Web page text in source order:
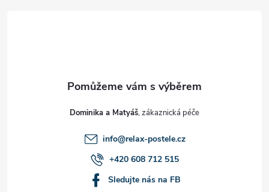
Dominika a Matyáš
info@relax-postele.cz
+420 608 712 515
Sledujte nás na FB